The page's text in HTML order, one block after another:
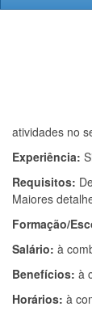
atividades no
Experiência:
Requisitos:
Maiores
Formação/
Salário: à
Benefícios: à
Horários: à